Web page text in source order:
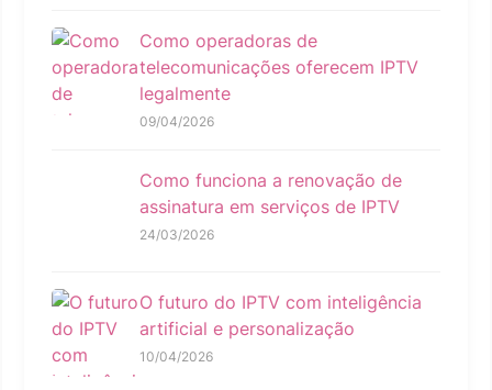
Como operadoras de
telecomunicações oferecem IPTV
legalmente
09/04/2026
Como funciona a renovação de
assinatura em serviços de IPTV
24/03/2026
O futuro do IPTV com inteligência
artificial e personalização
10/04/2026